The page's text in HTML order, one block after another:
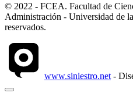
© 2022 - FCEA. Facultad de
Administración - Universidad de
reservados.
www.siniestro.net -